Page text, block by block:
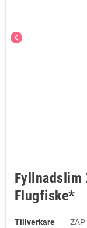
chevron_left
Fyllnadslim
Flugfiske*
Tillverkare
ZAP